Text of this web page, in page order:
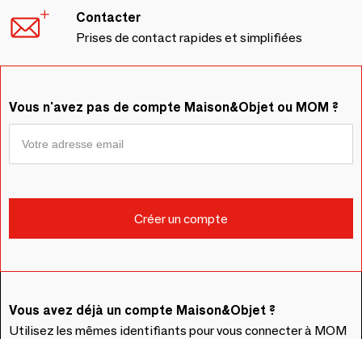
Contacter
Prises de contact rapides et simplifiées
Vous n'avez pas de compte Maison&Objet ou MOM ?
Vous avez déjà un compte Maison&Objet ?
Utilisez les mêmes identifiants pour vous connecter à MOM